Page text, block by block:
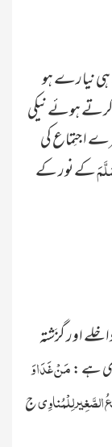
اِس روایت سے نیکی کی بات سیکھنے سکھانے کا اجر و ثواب معلوم ہوا ۔ سنّتوں بھرا بیان کرنے یا درس دینے اور سننے والوں کے تو وارے ہی نیارے ہو
ہوئے نیکی
اجتِماع کی
کے نور کے
ہے :مَنْ غَدَا وَ
لِلْمُناوِیج